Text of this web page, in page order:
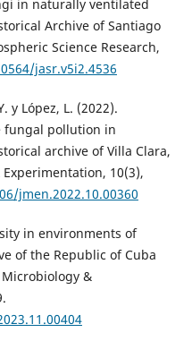
in naturally ventilated
Archive of Santiago
Science Research,
jasr.v5i2.4536
y López, L. (2022).
fungal pollution in
archive of Villa Clara,
10(3),
jmen.2022.10.00360
in environments of
of the Republic of Cuba
&